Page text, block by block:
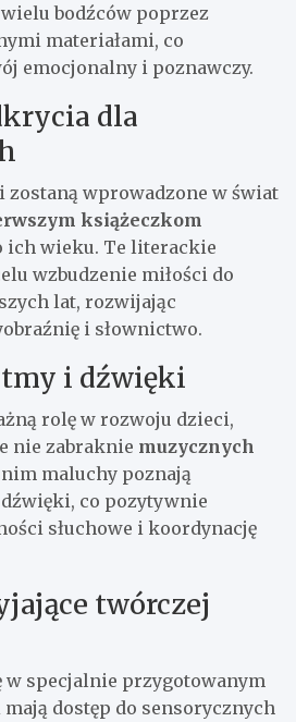
bodźców poprzez
materiałami, co
emocjonalny i poznawczy.
dla
zostaną wprowadzone w świat
książeczkom
ich wieku. Te literackie
wzbudzenie miłości do
lat, rozwijając
i słownictwo.
i dźwięki
rolę w rozwoju dzieci,
nie zabraknie muzycznych
maluchy poznają
co pozytywnie
słuchowe i koordynację
twórczej
w specjalnie przygotowanym
dostęp do sensorycznych